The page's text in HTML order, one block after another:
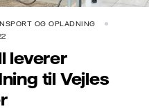
OG OPLADNING
leverer
til Vejles